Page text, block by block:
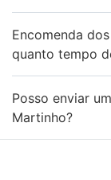
Encomenda
quanto tempo
Posso enviar
Martinho?